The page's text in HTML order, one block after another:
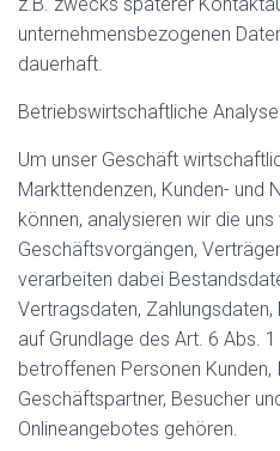
unternehmensbezogenen
dauerhaft.
Betriebswirtschaftliche
Um unser Geschäft
Markttendenzen, Kunden- und
können, analysieren wir die
Geschäftsvorgängen,
verarbeiten dabei
Vertragsdaten,
auf Grundlage des Art. 6 Abs.
betroffenen Personen Kunden,
Geschäftspartner, Besucher
Onlineangebotes gehören.